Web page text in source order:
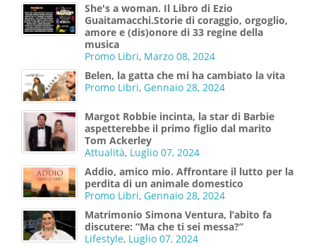
She's a woman. Il Libro di Ezio
Guaitamacchi.Storie di coraggio, orgoglio,
amore e (dis)onore di 33 regine della
musica
Promo Libri, Marzo 08, 2024
Belen, la gatta che mi ha cambiato la vita
Promo Libri, Gennaio 28, 2024
Margot Robbie incinta, la star di Barbie
aspetterebbe il primo figlio dal marito
Tom Ackerley
Attualità, Luglio 07, 2024
Addio, amico mio. Affrontare il lutto per la
perdita di un animale domestico
Promo Libri, Gennaio 28, 2024
Matrimonio Simona Ventura, l’abito fa
discutere: “Ma che ti sei messa?”
Lifestyle, Luglio 07, 2024